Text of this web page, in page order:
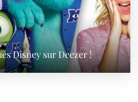
Disney sur Deezer !